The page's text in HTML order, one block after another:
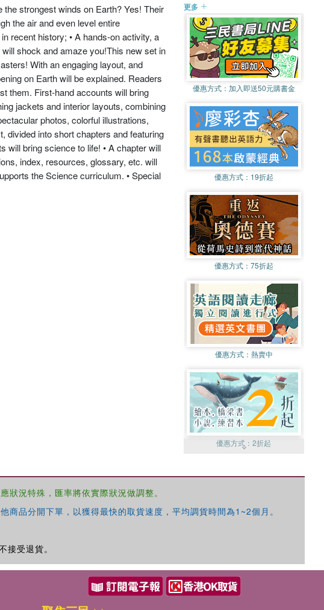
strongest winds on Earth? Yes! Their
the air and even level entire
recent history; • A hands-on activity, a
shock and amaze you!This new set in
With an engaging layout, and
on Earth will be explained. Readers
them. First-hand accounts will bring
jackets and interior layouts, combining
photos, colorful illustrations,
divided into short chapters and featuring
will bring science to life! • A chapter will
index, resources, glossary, etc. will
the Science curriculum. • Special
更多
優惠方式： 加入即送50元購書金
優惠方式： 19折起
優惠方式： 75折起
優惠方式： 熱賣中
優惠方式：2折起
況特殊，匯率將依實際狀況做調整。
品分開下單，以獲得最快的取貨速度，平均調貨時間為1~2個月。
受退貨。